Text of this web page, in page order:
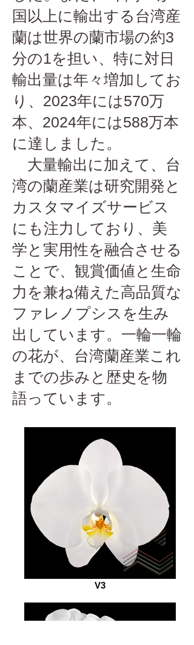
国以上に輸出する台湾産
蘭は世界の蘭市場の約3
分の1を担い、特に対日
輸出量は年々増加してお
り、2023年には570万
本、2024年には588万本
に達しました。
大量輸出に加えて、台
湾の蘭産業は研究開発と
カスタマイズサービス
にも注力しており、美
学と実用性を融合させる
ことで、観賞価値と生命
力を兼ね備えた高品質な
ファレノプシスを生み
出しています。一輪一輪
の花が、台湾蘭産業これ
までの歩みと歴史を物
語っています。
V3